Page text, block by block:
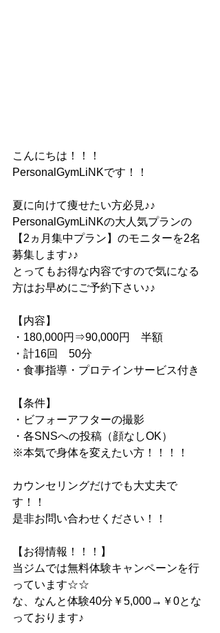
こんにちは！！！
PersonalGymLiNKです！！
夏に向けて痩せたい方必見♪♪
PersonalGymLiNKの大人気プランの
【2ヵ月集中プラン】のモニターを2名
募集します♪♪
とってもお得な内容ですので気になる
方はお早めにご予約下さい♪♪
【内容】
・180,000円⇒90,000円　半額
・計16回　50分
・食事指導・プロテインサービス付き
【条件】
・ビフォーアフターの撮影
・各SNSへの投稿（顔なしOK）
※本気で身体を変えたい方！！！！
カウンセリングだけでも大丈夫で
す！！
是非お問い合わせください！！
【お得情報！！！】
当ジムでは無料体験キャンペーンを行
っています☆☆
な、なんと体験40分￥5,000→￥0とな
っております♪